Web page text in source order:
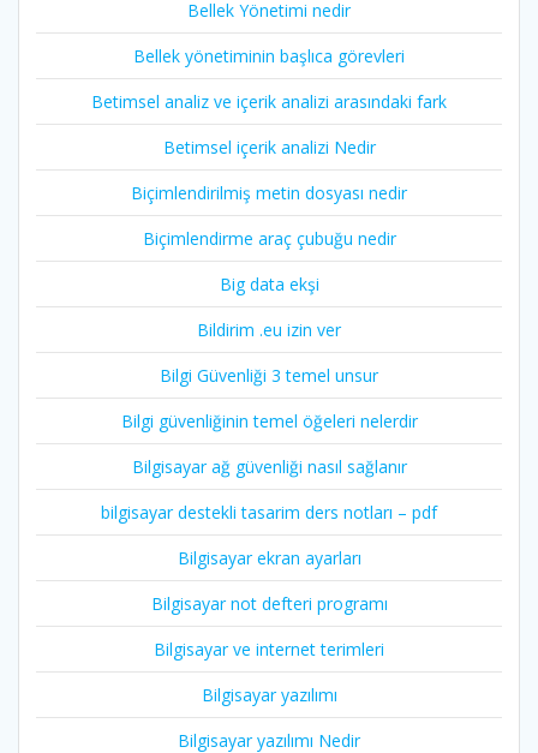
Bellek Yönetimi nedir
Bellek yönetiminin başlıca görevleri
Betimsel analiz ve içerik analizi arasındaki fark
Betimsel içerik analizi Nedir
Biçimlendirilmiş metin dosyası nedir
Biçimlendirme araç çubuğu nedir
Big data ekşi
Bildirim .eu izin ver
Bilgi Güvenliği 3 temel unsur
Bilgi güvenliğinin temel öğeleri nelerdir
Bilgisayar ağ güvenliği nasıl sağlanır
bilgisayar destekli tasarim ders notları – pdf
Bilgisayar ekran ayarları
Bilgisayar not defteri programı
Bilgisayar ve internet terimleri
Bilgisayar yazılımı
Bilgisayar yazılımı Nedir